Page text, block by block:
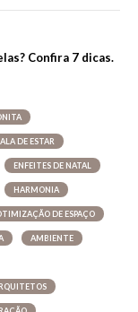
Confira 7 dicas.
DE ESTAR
ENFEITES DE NATAL
HARMONIA
DE ESPAÇO
AMBIENTE